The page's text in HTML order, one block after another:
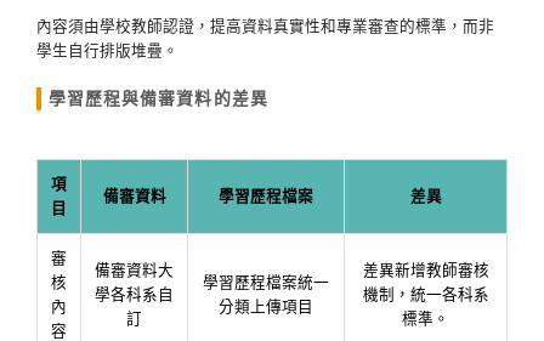
內容須由學校教師認證，提高資料真實性和專業審查的標準，而非
學生自行排版堆疊。
學習歷程與備審資料的差異
項
目
備審資料 學習歷程檔案 差異
審
核
內
容
備審資料大
學各科系自
訂
學習歷程檔案統一
分類上傳項目
差異新增教師審核
機制，統一各科系
標準。